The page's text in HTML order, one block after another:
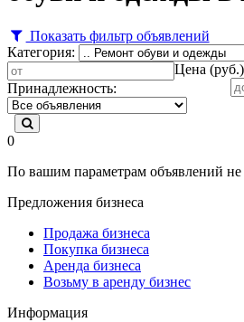
Показать фильтр объявлений
Категория:
Цена
Принадлежность:
0
По вашим параметрам объявлений не
Предложения бизнеса
Продажа бизнеса
Покупка бизнеса
Аренда бизнеса
Возьму в аренду бизнес
Информация